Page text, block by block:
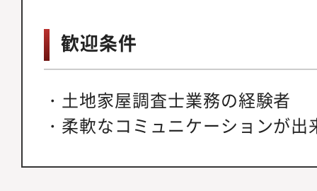
歓迎条件
・土地家屋調査士業務の経験者
・柔軟なコミュニケーションが出